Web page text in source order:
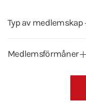
Typ av medlemskap
Medlemsförmåner